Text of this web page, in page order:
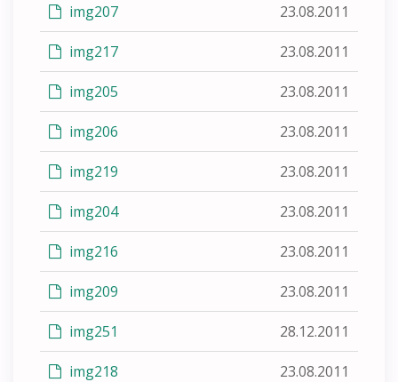
img207 23.08.2011
img217 23.08.2011
img205 23.08.2011
img206 23.08.2011
img219 23.08.2011
img204 23.08.2011
img216 23.08.2011
img209 23.08.2011
img251 28.12.2011
img218 23.08.2011